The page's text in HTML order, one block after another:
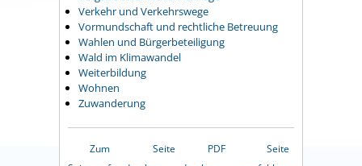
Verkehr und Verkehrswege
Vormundschaft und rechtliche Betreuung
Wahlen und Bürgerbeteiligung
Wald im Klimawandel
Weiterbildung
Wohnen
Zuwanderung
Zum
Seite
PDF
Seite